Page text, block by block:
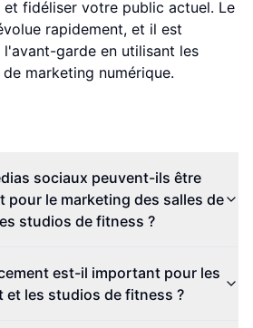
fidéliser votre public actuel. Le
rapidement, et il est
garde en utilisant les
marketing numérique.
sociaux peuvent-ils être
pour le marketing des salles de
studios de fitness ?
est-il important pour les
et les studios de fitness ?